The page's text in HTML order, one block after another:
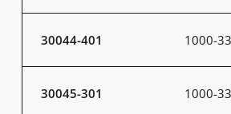
30044-401 1000-
30045-301 1000-